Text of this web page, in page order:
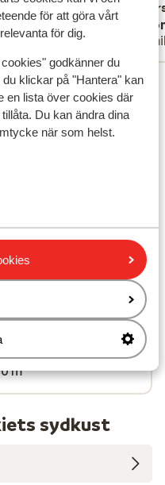
för att göra vårt
för dig.
godkänner du
klickar på "Hantera" kan
en lista över cookies där
Du kan ändra dina
när som helst.
het
krijgt
met
met
lopen
(sandstrand)
m
sydkust